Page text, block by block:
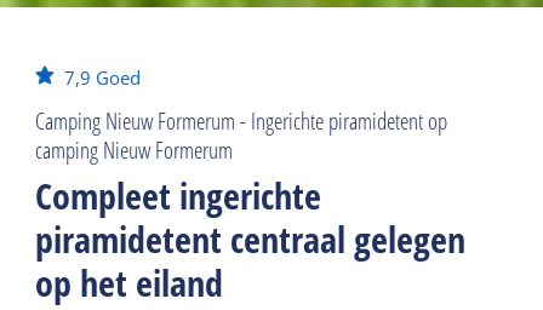
7,9 Goed
Camping Nieuw Formerum - Ingerichte piramidetent op
camping Nieuw Formerum
Compleet ingerichte
piramidetent centraal gelegen
op het eiland